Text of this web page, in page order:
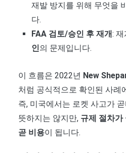
재발 방지를 위해 무엇을
다.
FAA 검토/승인 후 재개: 재
인의 문제입니다.
이 흐름은 2022년 New
처럼 공식적으로 확인된 사례
즉, 미국에서는 로켓 사고가
뜻하지는 않지만, 규제 절차가
곧 비용이 됩니다.